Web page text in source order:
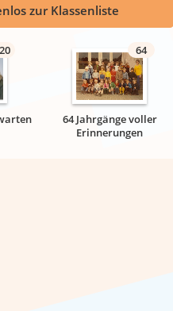
zur Klassenliste
64
64 Jahrgänge voller
Erinnerungen